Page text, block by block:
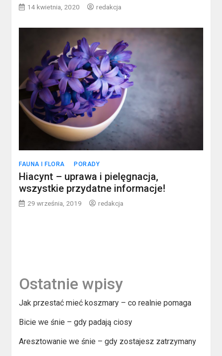
14 kwietnia, 2020 redakcja
FAUNA I FLORA PORADY
Hiacynt – uprawa i pielęgnacja,
wszystkie przydatne informacje!
29 września, 2019 redakcja
Ostatnie wpisy
Jak przestać mieć koszmary – co realnie pomaga
Bicie we śnie – gdy padają ciosy
Aresztowanie we śnie – gdy zostajesz zatrzymany